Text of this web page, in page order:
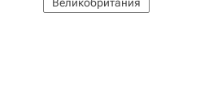
Великобритания